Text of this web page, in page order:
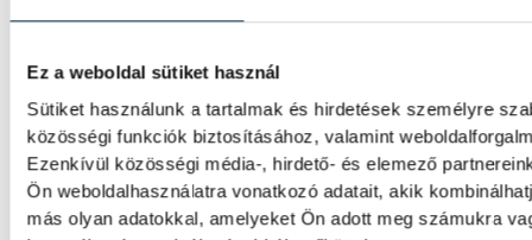
Ez a weboldal sütiket használ
Sütiket használunk a tartalmak és hirdetések személyre
közösségi funkciók biztosításához, valamint
Ezenkívül közösségi média-, hirdető- és elemező
Ön weboldalhasználatra vonatkozó adatait, akik
más olyan adatokkal, amelyeket Ön adott meg számukra
dunai Ínség-szikla
Újra kilátszik a Dunából az aszály hírnöke!
felbukkanása egyet jelentett az
klímaváltozás okozta extrém szárazságra
figyelmet. Elmeséljük a baljós kőtömb